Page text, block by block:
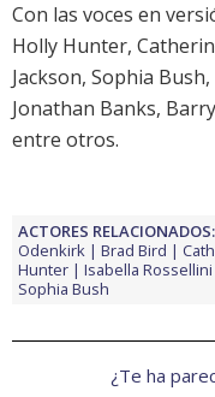
Con las voces en
Holly Hunter,
Jackson, Sophia Bush,
Jonathan Banks,
entre otros.
ACTORES RELACIONADOS:
Odenkirk
Brad Bird
Hunter
Isabella Rossellini
Sophia Bush
¿Te ha